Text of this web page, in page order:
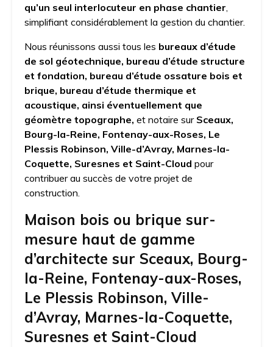
qu’un seul interlocuteur en phase chantier,
simplifiant considérablement la gestion du chantier.
Nous réunissons aussi tous les bureaux d’étude
de sol géotechnique, bureau d’étude structure
et fondation, bureau d’étude ossature bois et
brique, bureau d’étude thermique et
acoustique, ainsi éventuellement que
géomètre topographe, et notaire sur Sceaux,
Bourg-la-Reine, Fontenay-aux-Roses, Le
Plessis Robinson, Ville-d’Avray, Marnes-la-
Coquette, Suresnes et Saint-Cloud pour
contribuer au succès de votre projet de
construction.
Maison bois ou brique sur-
mesure haut de gamme
d’architecte sur Sceaux, Bourg-
la-Reine, Fontenay-aux-Roses,
Le Plessis Robinson, Ville-
d’Avray, Marnes-la-Coquette,
Suresnes et Saint-Cloud